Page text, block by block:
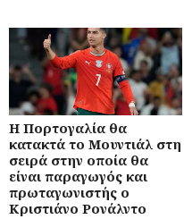
Η Πορτογαλία θα
κατακτά το Μουντιάλ στη
σειρά στην οποία θα
είναι παραγωγός και
πρωταγωνιστής ο
Κριστιάνο Ρονάλντο